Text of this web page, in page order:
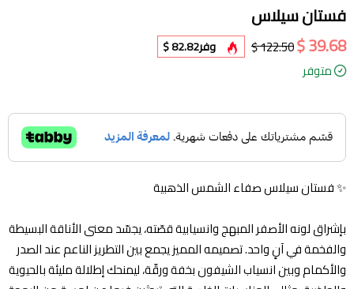
فستان سيلاس
39.68 $
122.50 $ وفر82.82 $
متوفر
✨ فستان سيلاس صفاء الشمس الذهبية
بإشراق لونه الأصفر المبهج وانسيابية قصّته، يجسّد معنى الأناقة البسيطة
والفخمة في آنٍ واحد. تصميمه المميز يجمع بين التطريز الناعم عند الصدر
والأكمام وبين انسياب الشيفون بخفة ورقّة، ليمنحك إطلالة مليئة بالحيوية